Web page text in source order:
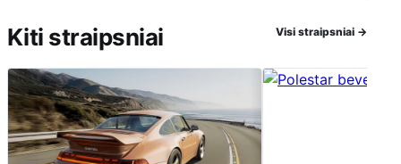
Kiti straipsniai Visi straipsniai →